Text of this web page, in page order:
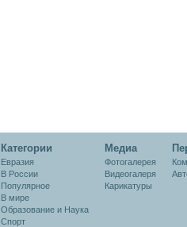
Категории
Евразия
В России
Популярное
В мире
Образование и Наука
Спорт
Медиа
Фотогалерея
Видеогалеря
Карикатуры